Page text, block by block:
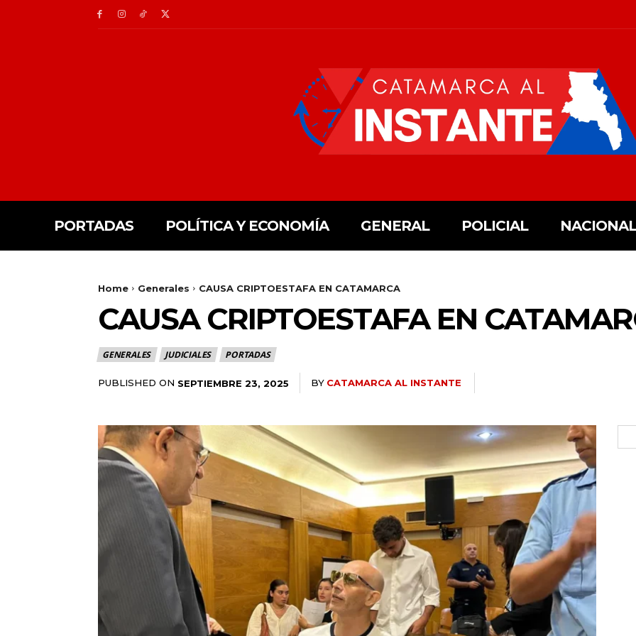
PORTADAS POLÍTICA Y ECONOMÍA GENERAL POLICIAL
Home Generales CAUSA CRIPTOESTAFA EN CATAMARCA
CAUSA CRIPTOESTAFA EN
GENERALES JUDICIALES PORTADAS
PUBLISHED ON SEPTIEMBRE 23, 2025 BY CATAMARCA AL INSTANTE